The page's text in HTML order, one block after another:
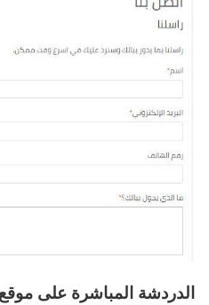
الدردشة المباشرة على